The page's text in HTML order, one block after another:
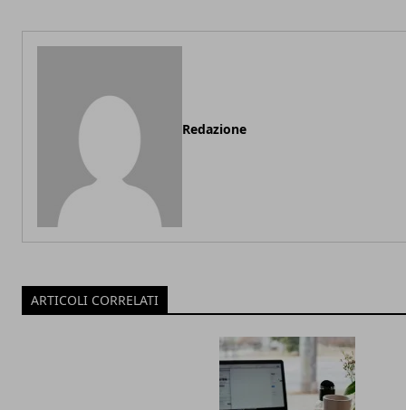
Redazione
ARTICOLI CORRELATI